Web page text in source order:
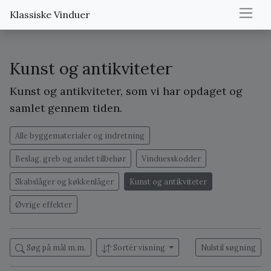
Klassiske Vinduer
Kunst og antikviteter
Kunst og antikviteter, som vi har opdaget og
samlet gennem tiden.
Alle byggematerialer og indretning
Beslag, greb og andet tilbehør Vinduesskodder
Skabslåger og køkkenlåger Kunst og antikviteter
Øvrige effekter
Søg på mål m.m. Sortér visning Nulstil søgning